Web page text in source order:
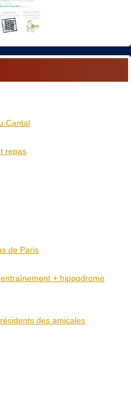
Cantal
repas
de Paris
+ hippodrome
des amicales